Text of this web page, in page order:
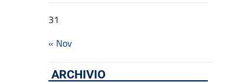
31
« Nov
ARCHIVIO